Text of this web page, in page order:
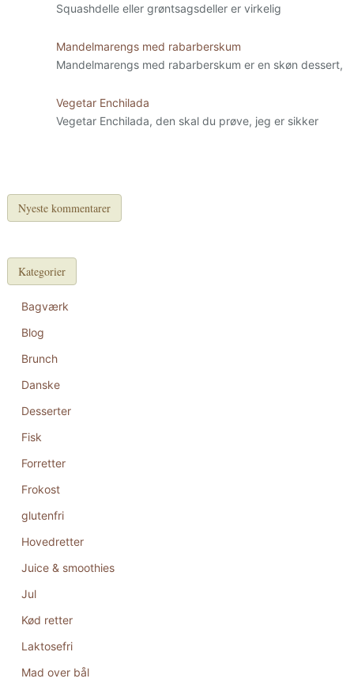
Squashdelle eller grøntsagsdeller er virkelig
Mandelmarengs med rabarberskum
Mandelmarengs med rabarberskum er en skøn dessert,
Vegetar Enchilada
Vegetar Enchilada, den skal du prøve, jeg er sikker
Nyeste kommentarer
Kategorier
Bagværk
Blog
Brunch
Danske
Desserter
Fisk
Forretter
Frokost
glutenfri
Hovedretter
Juice & smoothies
Jul
Kød retter
Laktosefri
Mad over bål